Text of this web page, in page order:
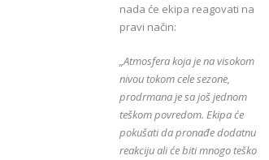
nada će ekipa reagovati na
pravi način:
„Atmosfera koja je na visokom
nivou tokom cele sezone,
prodrmana je sa još jednom
teškom povredom. Ekipa će
pokušati da pronađe dodatnu
reakciju ali će biti mnogo teško